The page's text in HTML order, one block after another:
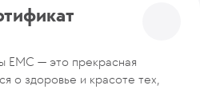
ЕМС — это прекрасная
о здоровье и красоте тех,